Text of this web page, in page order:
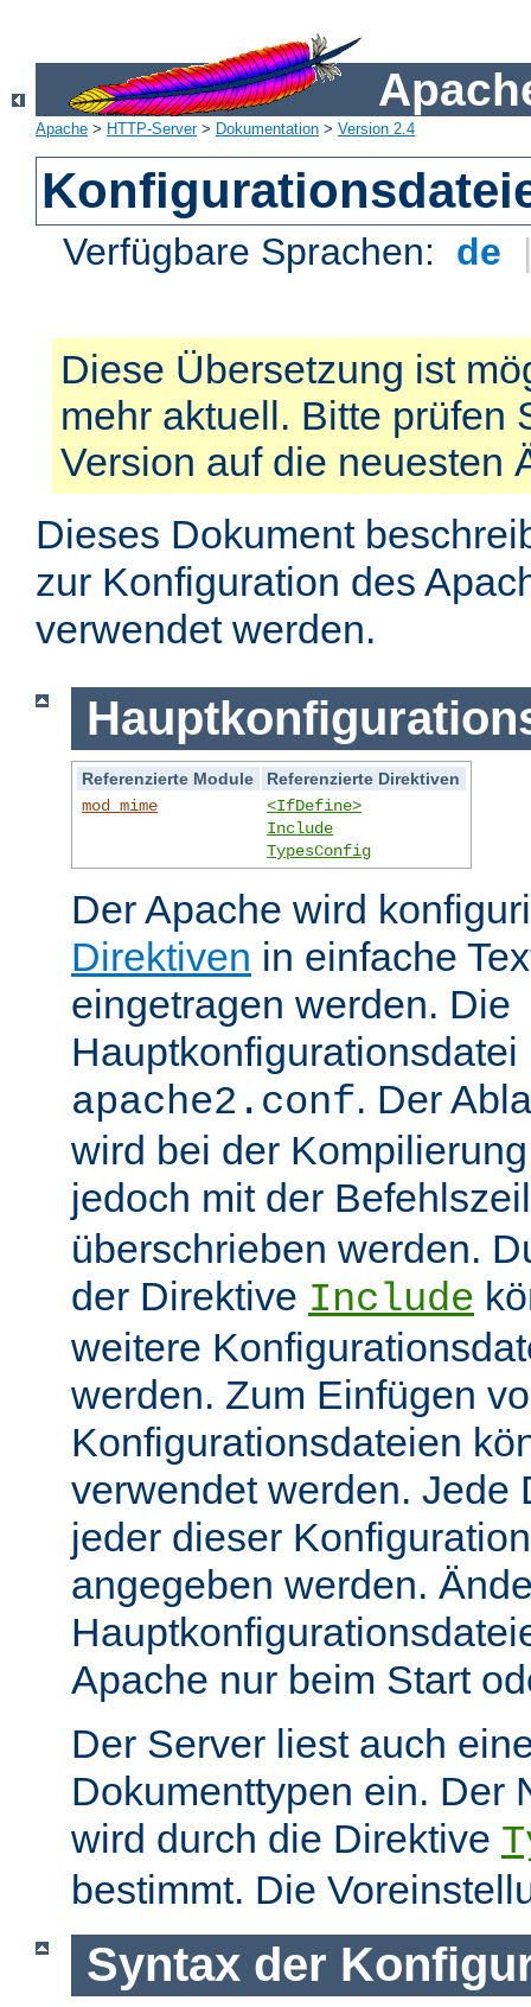
Apache > HTTP-Server> Dokumentation > Version 2.4
Verfügbare Sprachen: de
Diese Übersetzung ist
mehr aktuell. Bitte prüfen
Version auf die neuesten
Dieses Dokument
zur Konfiguration des
verwendet werden.
Referenzierte Module
Referenzierte Direktiven
mod_mime
<IfDefine>
Include
TypesConfig
Der Apache wird
Direktiven in einfache
eingetragen werden. Die
apache2.conf. Der
wird bei der
jedoch mit der
überschrieben werden.
der Direktive Include
weitere
werden. Zum Einfügen
Konfigurationsdateien
verwendet werden. Jede
jeder dieser
angegeben werden.
Apache nur beim Start
Der Server liest auch
Dokumenttypen ein. Der
wird durch die Direktive
bestimmt. Die
Syntax der